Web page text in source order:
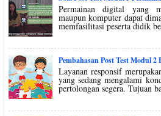
Permainan digital yang
maupun komputer dapat
memfasilitasi peserta didik
Pembahasan Post Test Modul 2
Layanan responsif
yang sedang mengalami
pertolongan segera. Tujuan